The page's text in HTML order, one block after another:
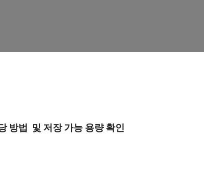
방법 및 저장 가능 용량 확인